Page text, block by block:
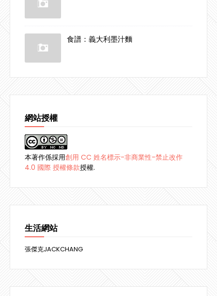
食譜：義大利墨汁麵
網站授權
本著作係採用創用 CC 姓名標示-非商業性-禁止改作
4.0 國際 授權條款授權.
生活網站
張傑克JACKCHANG